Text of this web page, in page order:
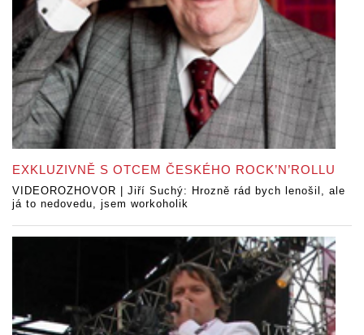
EXKLUZIVNĚ S OTCEM ČESKÉHO ROCK’N’ROLLU
VIDEOROZHOVOR | Jiří Suchý: Hrozně rád bych lenošil, ale
já to nedovedu, jsem workoholik